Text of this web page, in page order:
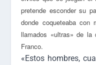
pretende esconder su
donde coqueteaba con
llamados «ultras» de
Franco.
«Estos hombres,